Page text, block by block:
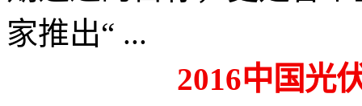
家推出“ ...
2016中国光